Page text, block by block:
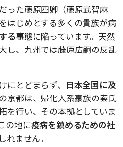
った藤原四卿（藤原武智麻
はじめとする多くの貴族が病
る事態に陥っています。天然
し、九州では藤原広嗣の反乱
にとどまらず、 日本全国に及
京都は、帰化人系豪族の秦氏
を行い、その本拠としていま
の地に疫病を鎮めるための社
れません。